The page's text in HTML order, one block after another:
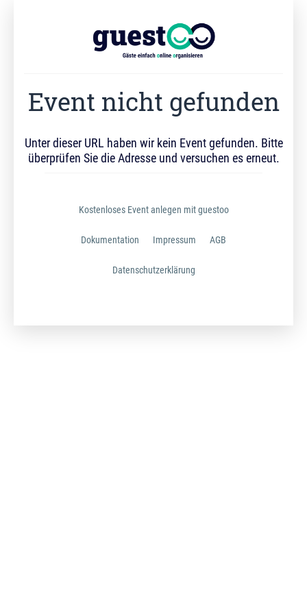
Event nicht gefunden
Unter dieser URL haben wir kein Event gefunden. Bitte
überprüfen Sie die Adresse und versuchen es erneut.
Kostenloses Event anlegen mit guestoo
Dokumentation Impressum AGB
Datenschutzerklärung